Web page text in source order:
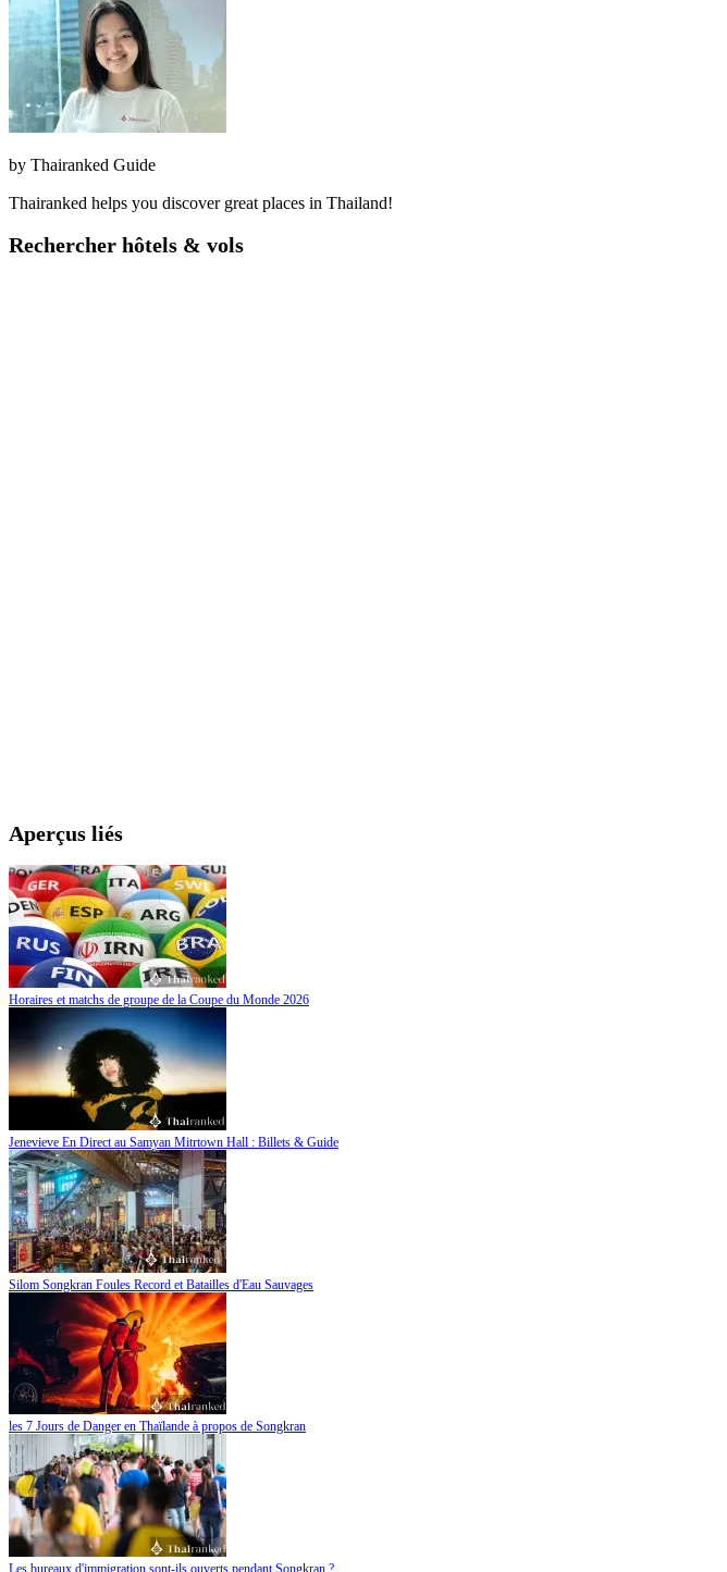
by Thairanked Guide
Thairanked helps you discover great places in Thailand!
Rechercher hôtels & vols
Aperçus liés
Horaires et matchs de groupe de la Coupe du Monde 2026
Jenevieve En Direct au Samyan Mitrtown Hall : Billets & Guide
Silom Songkran Foules Record et Batailles d'Eau Sauvages
les 7 Jours de Danger en Thaïlande à propos de Songkran
Les bureaux d'immigration sont-ils ouverts pendant Songkran ?